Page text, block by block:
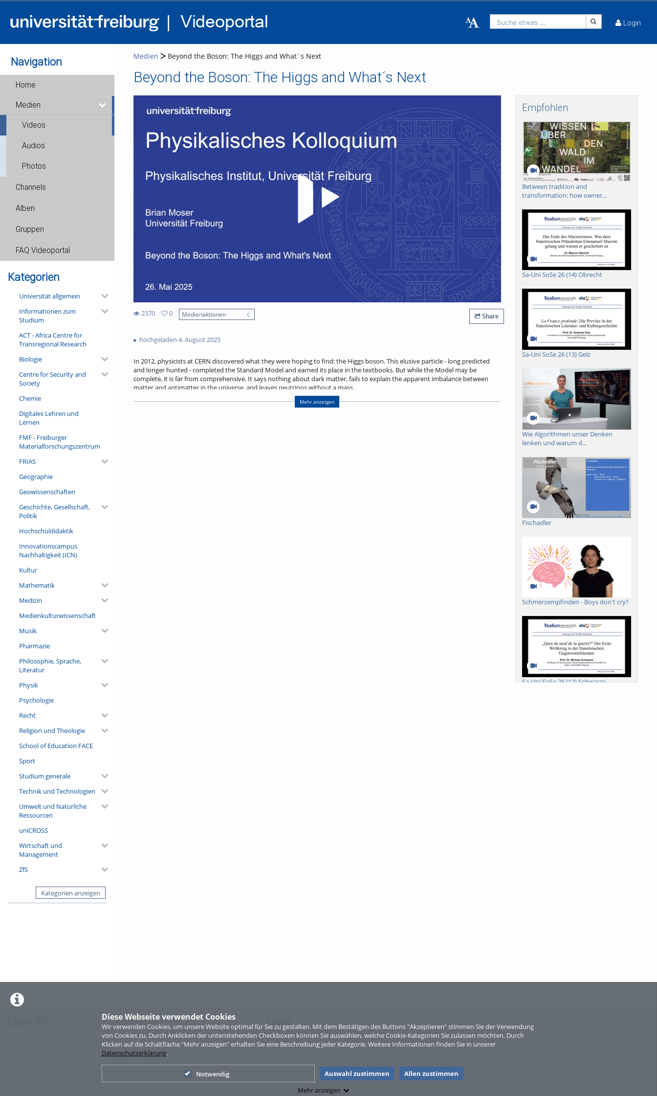
Diese Webseite verwendet Cookies
Wir verwenden Cookies, um unsere Website optimal für Sie zu gestalten. Mit dem Bestätigen des Buttons "Akzeptieren" stimmen Sie der Verwendung
von Cookies zu. Durch Anklicken der untenstehenden Checkboxen können Sie auswählen, welche Cookie-Kategorien Sie zulassen möchten. Durch
Klicken auf die Schaltfläche "Mehr anzeigen" erhalten Sie eine Beschreibung jeder Kategorie. Weitere Informationen finden Sie in unserer
Datenschutzerklärung.
Notwendig Auswahl zustimmen
Allen zustimmen
Mehr anzeigen
Suche etwas ... Login
Navigation
Home
Medien
Videos
Audios
Photos
Channels
Alben
Gruppen
FAQ Videoportal
Kategorien
Universität allgemein
Informationen zum
Studium
ACT - Africa Centre for
Transregional Research
Biologie
Centre for Security and
Society
Chemie
Digitales Lehren und
Lernen
FMF - Freiburger
Materialforschungszentrum
FRIAS
Geographie
Geowissenschaften
Geschichte, Gesellschaft,
Politik
Hochschuldidaktik
Innovationscampus
Nachhaltigkeit (ICN)
Kultur
Mathematik
Medizin
Medienkulturwissenschaft
Musik
Pharmazie
Philosophie, Sprache,
Literatur
Physik
Psychologie
Recht
Religion und Theologie
School of Education FACE
Sport
Studium generale
Technik und Technologien
Umwelt und Natürliche
Ressourcen
uniCROSS
Wirtschaft und
Management
ZfS
Kategorien anzeigen
Medien Beyond the Boson: The Higgs and What´s Next
Beyond the Boson: The Higgs and What´s Next
Video abspielen
2370
views
0
Medienaktionen Share
hochgeladen 4. August 2025
In 2012, physicists at CERN discovered what they were hoping to find: the Higgs boson. This elusive particle - long predicted
and longer hunted - completed the Standard Model and earned its place in the textbooks. But while the Model may be
complete, it is far from comprehensive. It says nothing about dark matter, fails to explain the apparent imbalance between
matter and antimatter in the universe, and leaves neutrinos without a mass.
In this colloquium, I take stock of where we are now, more than a decade after the Higgs discovery, and where we might be
headed. Sitting at the heart of the theory, and being the newest member of the Model, the Higgs boson will be our central
Mehr anzeigen
Empfohlen
Between tradition and
transformation: how owner...
Sa-Uni SoSe 26 (14) Obrecht
Sa-Uni SoSe 26 (13) Gelz
Wie Algorithmen unser Denken
lenken und warum d...
Fischadler
Schmerzempfinden - Boys don't cry?
Sa-Uni SoSe 26 (12) Schwarze
Sperber
Links
Sitemap